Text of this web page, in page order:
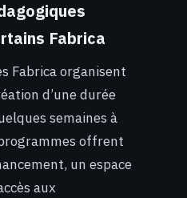
Fabrica
Fabrica organisent
d’une durée
semaines à
offrent
un espace
aux